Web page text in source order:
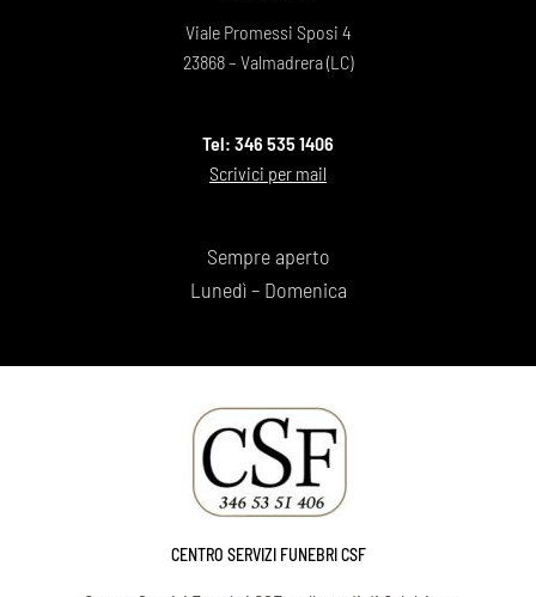
Viale Promessi Sposi 4
23868 – Valmadrera (LC)
Tel: 346 535 1406
Scrivici per mail
Sempre aperto
Lunedì – Domenica
CENTRO SERVIZI FUNEBRI CSF